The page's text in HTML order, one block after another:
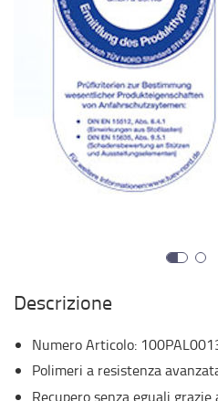
Descrizione
Numero Articolo:
Polimeri a resistenza
Recupero senza eguali